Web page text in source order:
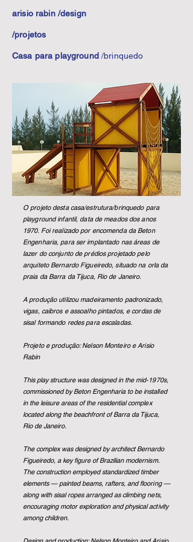
arisio rabin /design
/projetos
Casa para playground/brinquedo
O projeto desta casa/estrutura/brinquedo para
playground infantil, data de meados dos anos
1970. Foi realizado por encomenda da Beton
Engenharia, para ser implantado nas áreas de
lazer do conjunto de prédios projetadopelo
arquiteto Bernardo Figueiredo, situado na orla da
praia da Barra da Tijuca, Rio de Janeiro.
A produção utilizou madeiramento padronizado,
vigas, caibros e assoalho pintados, e cordas de
sisal formando redes para escaladas.
Projeto e produção: Nelson Monteiro e Arisio
Rabin
This play structure was designed in the mid-1970s,
commissioned by Beton Engenharia to be installed
in the leisure areas of the residential complex
located along the beachfront of Barra da Tijuca,
Rio de Janeiro.
The complex was designed by architect Bernardo
Figueiredo, a key figure of Brazilian modernism.
The construction employed standardized timber
elements — painted beams, rafters, and flooring —
along with sisal ropes arranged as climbing nets,
encouraging motor exploration and physical activity
among children.